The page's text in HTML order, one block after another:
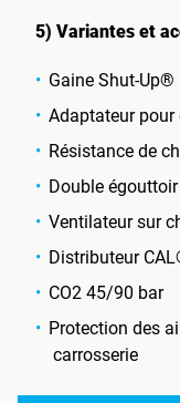
5) Variantes et
Gaine Shut-Up®
Adaptateur
Résistance de
Double
Ventilateur sur
Distributeur
CO2 45/90 bar
Protection des
carrosserie